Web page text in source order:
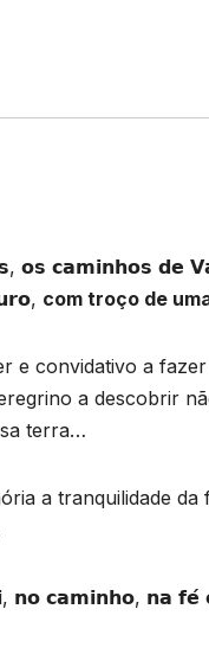
𝗼𝘀 𝗰𝗮𝗺𝗶𝗻𝗵𝗼𝘀 𝗱𝗲
com troço de
e convidativo a
a descobrir
terra…
a tranquilidade
𝗻𝗼 𝗰𝗮𝗺𝗶𝗻𝗵𝗼, 𝗻𝗮 𝗳𝗲́